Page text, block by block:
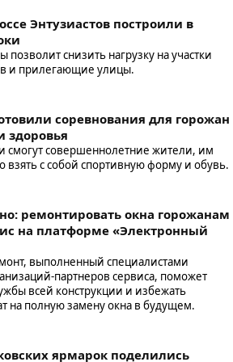
Энтузиастов построили в
позволит снизить нагрузку на участки
и прилегающие улицы.
соревнования для горожан
здоровья
смогут совершеннолетние жители, им
взять с собой спортивную форму и обувь.
ремонтировать окна горожанам
на платформе «Электронный
выполненный специалистами
партнеров сервиса, поможет
всей конструкции и избежать
на полную замену окна в будущем.
ярмарок поделились